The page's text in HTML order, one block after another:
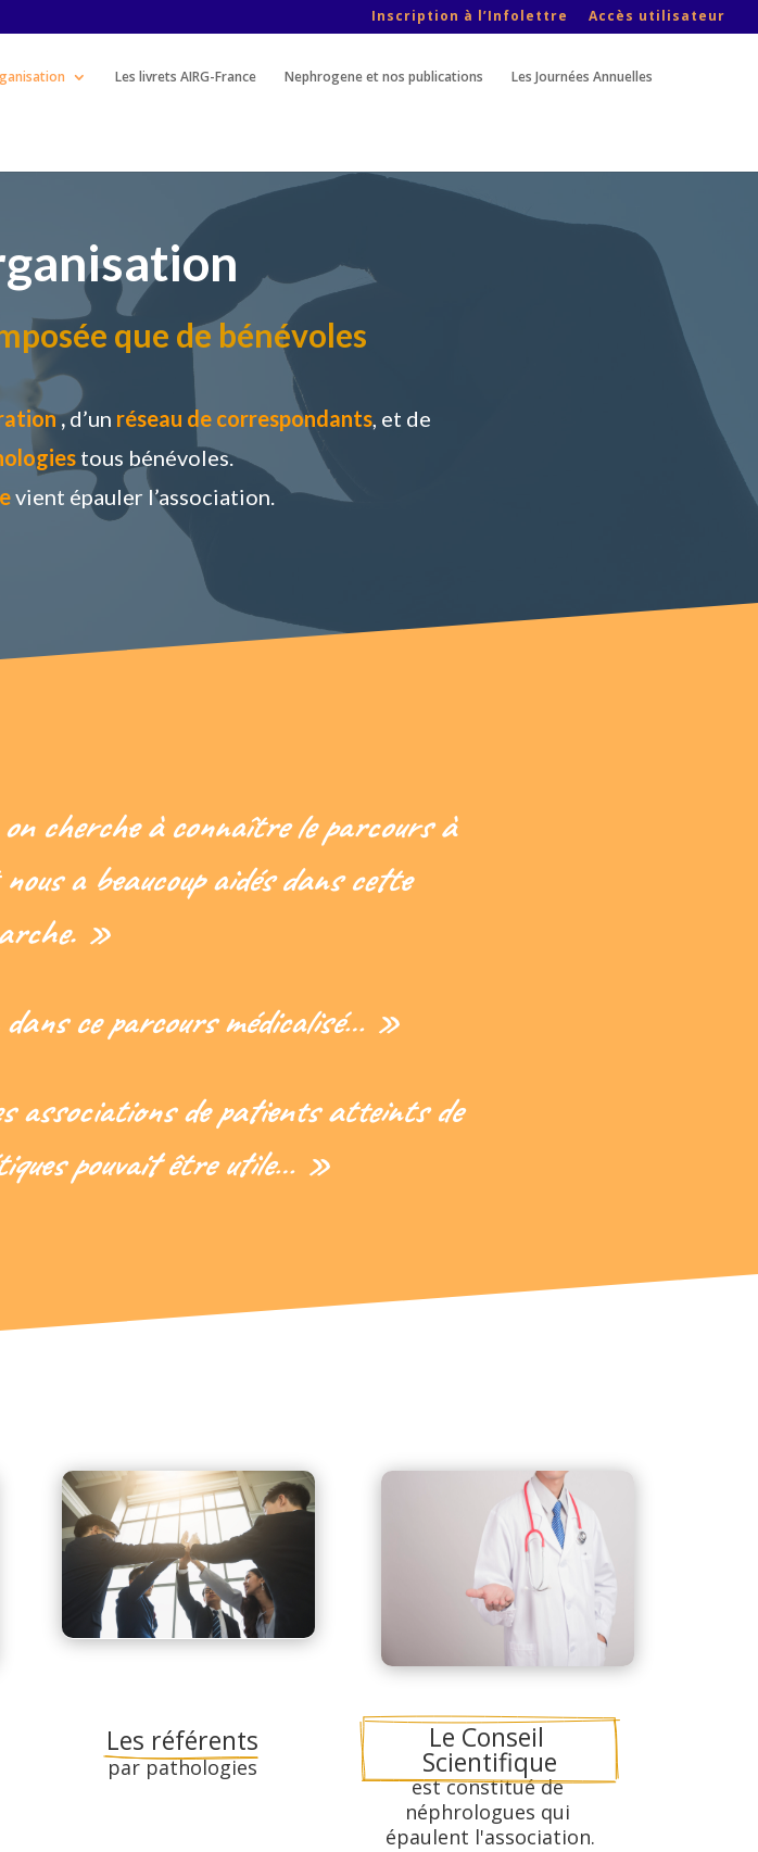
Inscription à l’Infolettre Accès utilisateur
Les livrets AIRG-France Nephrogene et nos publications Les Journées Annuelles
que de bénévoles
,d’un réseau de correspondants, et de
tous bénévoles.
vient épauler l’association.
cherche à connaître le parcours à
a beaucoup aidés dans cette
»
dans ce parcours médicalisé… »
associations de patients atteints de
pouvait être utile… »
Les référents
par pathologies
Le Conseil
Scientifique
est constitué de
néphrologues qui
épaulent l'association.